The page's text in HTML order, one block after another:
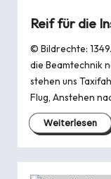
Reif für die
© Bildrechte:
die Beamtechnik
stehen uns
Flug, Anstehen
Weiterlesen